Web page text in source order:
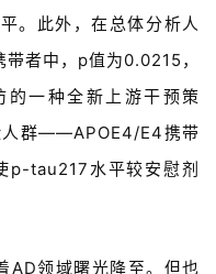
。 此外 ，在 总体分析人
者中，p值为0.0215，
的一种全新上游干预策
人群——APOE4/E4携带
tau217水平较安慰剂
AD领域曙光降至。 但也